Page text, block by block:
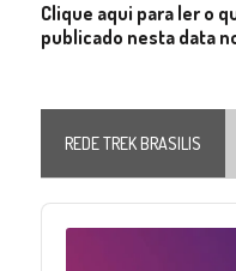
Clique aqui para ler o
publicado nesta data
REDE TREK BRASILIS
Audio
Player